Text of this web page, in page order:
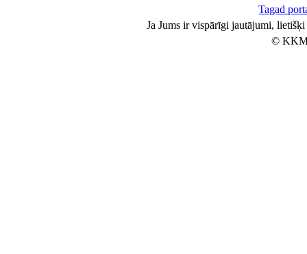
Tagad
Ja Jums ir vispārīgi jautājumi,
©